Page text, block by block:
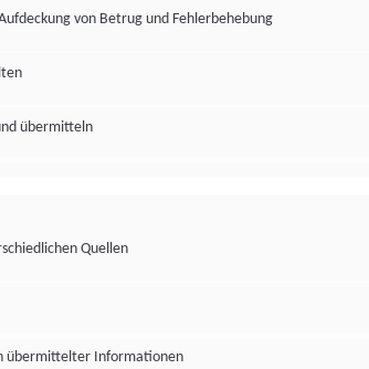
von Betrug und Fehlerbehebung
übermitteln
Quellen
übermittelter Informationen